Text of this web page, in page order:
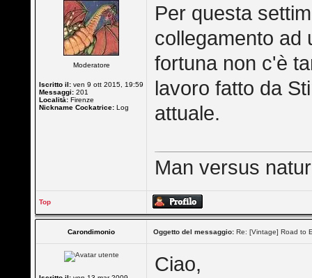
Moderatore
Iscritto il: ven 9 ott 2015, 19:59
Messaggi: 201
Località: Firenze
Nickname Cockatrice: Log
Per questa
collegamento ad
fortuna non c'è
lavoro fatto da
attuale.
Man versus
Top
Carondimonio Oggetto del messaggio: Re: [Vintage] Road to
Ciao,